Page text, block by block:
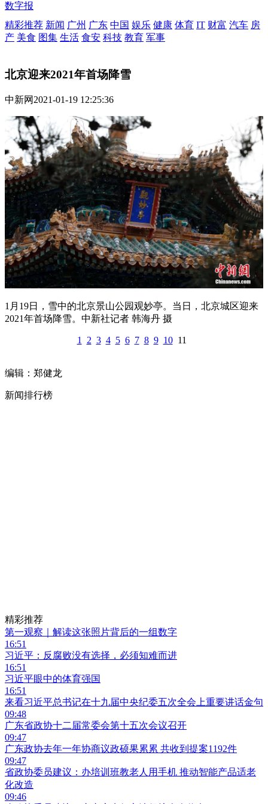
数字报
精彩推荐 新闻 广州 广东 中国 娱乐 健康 体育 IT 财富 汽车 房
产 美食 图集 生活 食安 科技 教育 军事
北京迎来2021年首场降雪
中新网 2021-01-19 12:25:36
1月19日，雪中的北京景山公园观妙亭。当日，北京城区迎来
2021年首场降雪。中新社记者 韩海丹 摄
1 2 3 4 5 6 7 8 9 10 11
编辑：郑健龙
新闻排行榜
精彩推荐
第一观察｜解读这张照片背后的一组数字
16:51
习近平：反腐败没有选择，必须知难而进
16:51
习近平眼中的体育强国
16:51
来看习近平总书记在十九届中央纪委五次全会上重要讲话金句
09:48
广东省政协十二届常委会第十五次会议召开
09:47
广东政协去年一年协商议政硕果累累 共收到提案1192件
09:47
省政协委员建议：办培训班教老人用手机 推动智能产品适老
化改造
09:46